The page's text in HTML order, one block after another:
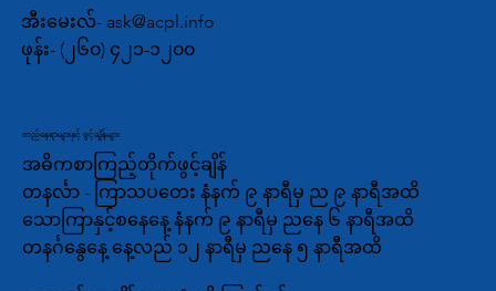
အီးမေးလ်- ask@acpl.info
ဖုန်း- (၂၆၀) ၄၂၁-၁၂၀၀
တည်နေရာများနှင့် ဖွင့်ချိန်များ
အဓိကစာကြည့်တိုက်ဖွင့်ချိန်
တနင်္လာ - ကြာသပတေး နံနက် ၉ နာရီမှ ည ၉ နာရီအထိ
သောကြာနှင့်စနေနေ့ နံနက် ၉ နာရီမှ ညနေ ၆ နာရီအထိ
တနင်္ဂနွေနေ့ နေ့လည် ၁၂ နာရီမှ ညနေ ၅ နာရီအထိ